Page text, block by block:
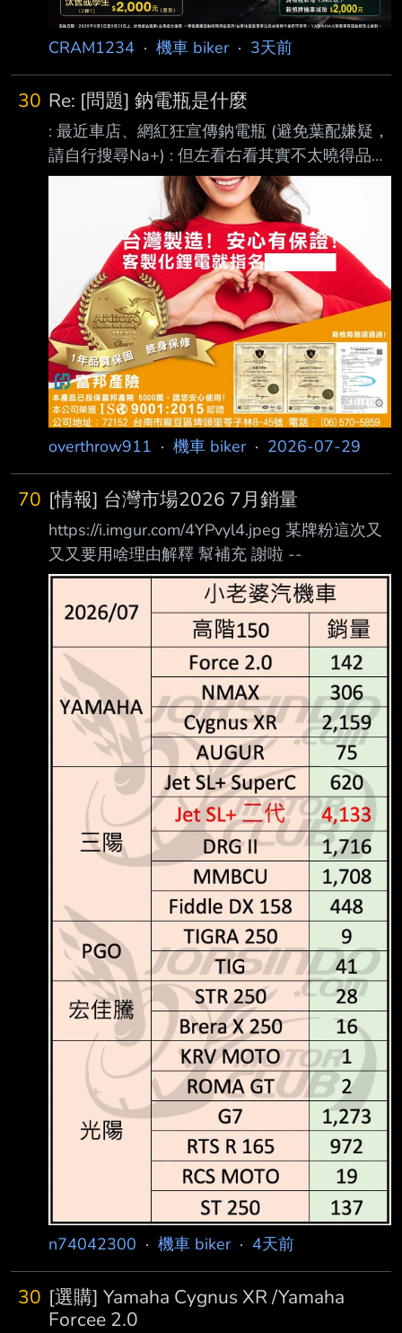
CX125，里程7萬上下 買了也好幾年了，近來液
晶老化又有些小毛病，懶得再修...。 內人是之後
會
CRAM1234 · 機車 biker· 3天前
30 Re: [問題] 鈉電瓶是什麼
: 最近車店、網紅狂宣傳鈉電瓶 (避免葉配嫌疑，
請自行搜尋Na+) : 但左看右看其實不太曉得品牌
與Na電瓶背景性能實績 : 基本上算是橫空出道
吧? 鈉電池就前幾年電動車需求和價格都衝上巔
峰，鋰電池的鋰礦和錳礦等一礦難求，價格瘋狂
攀升的時候，寧德時代等以相對便宜的磷酸鐵鋰
電池為主力的大型製造商，為了要讓市場上繼續
有便宜的電池可用，才開始大規模投入研發和量
產的 因為鈉到處都有不像鋰礦那麼稀缺，成本
超便宜但是能量密度超低 三元鋰電池比如NMC
大概能量密度是200-300 wh/kg，用在手機上跟
高級電動車上
overthrow911 · 機車 biker· 2026-07-29
70 [情報] 台灣市場2026 7月銷量
https://i.imgur.com/4YPvyl4.jpeg 某牌粉這次又
又又要用啥理由解釋 幫補充 謝啦 --
n74042300 · 機車 biker· 4天前
30 [選購] Yamaha Cygnus XR /Yamaha
Forcee 2.0